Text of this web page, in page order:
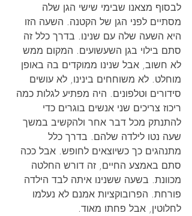
לבסוף מצאנו שבימי שישי הגן שלה
מסתיים לפני הגן של הקטנה. השעה הזו
היא השעה שלה עם שנינו. בדרך כלל זה
סתם בילוי בגן השעשועים. המקום ממש
לא חשוב, אבל שנינו ממוקדים בה באופן
מוחלט. לא משוחחים בינינו, לא עושים
סידורים וטלפונים. היה מפתיע לגלות כמה
ריכוז צריכים שני אנשים בוגרים כדי
להתנתק מכל דבר אחר ולהקשיב במשך
שעה נטו לילדה שלהם. בדרך כלל
מתנהגים כך כשיוצאים לחופש. אבל ככה
סתם באמצע החיים, זה דורש החלטה
מכוונת. בשעה ששנינו איתה לבד הילדה
פורחת. הפרובוקציות אמנם לא נעלמו
לחלוטין, אבל פחתו מאוד.